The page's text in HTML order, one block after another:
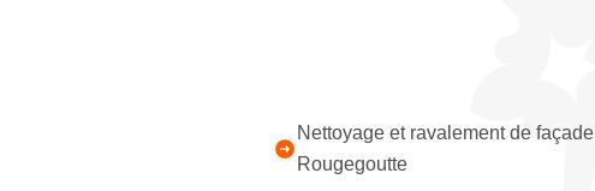
Nettoyage et ravalement de façade
Rougegoutte